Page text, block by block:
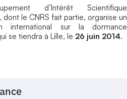
d’Intérêt Scientifique
, dont le CNRS fait partie, organise un
international sur la dormance
se tiendra à Lille, le 26 juin 2014.